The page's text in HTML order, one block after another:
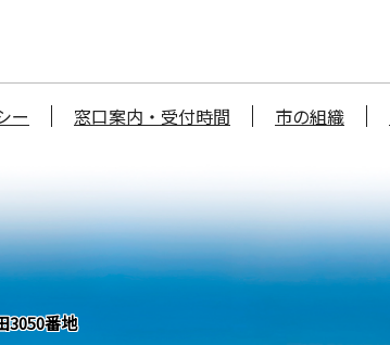
ー 窓口案内・受付時間 市の組織
3050番地